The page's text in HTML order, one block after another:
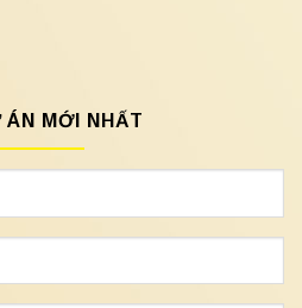
ÁN MỚI NHẤT